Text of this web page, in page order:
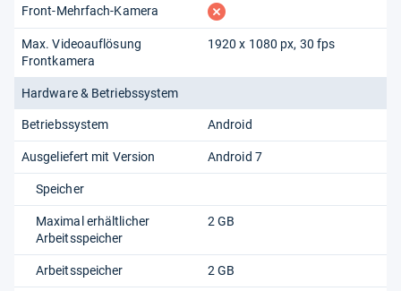
Front-Mehrfach-Kamera fehlt
Max. Videoauflösung
Frontkamera
1920 x 1080 px, 30 fps
Hardware & Betriebssystem
Betriebssystem Android
Ausgeliefert mit Version Android 7
Speicher
Maximal erhältlicher
Arbeitsspeicher
2 GB
Arbeitsspeicher 2 GB